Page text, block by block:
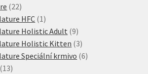
produktů
2222
produktů
HFC 1 1
produkt
Holistic Adult 99
produktů
Holistic Kitten 33
produkty
Speciální krmivo 66
1313